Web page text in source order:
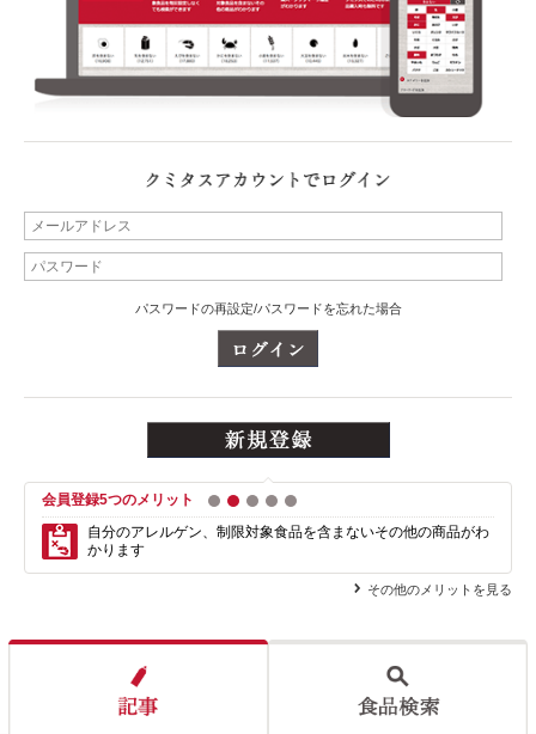
パスワードの再設定/パスワードを忘れた場合
会員登録5つのメリット 1 2 3 4
自分のアレルゲン、制限対象食品を含まないその他の商品がわ
かります
その他のメリットを見る